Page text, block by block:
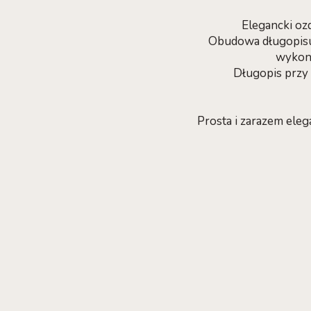
Elegancki
Obudowa
Długopis
Prosta i zarazem